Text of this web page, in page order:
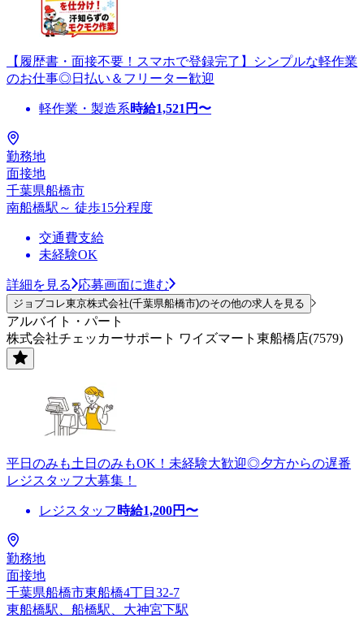
【履歴書・面接不要！スマホで登録完了】シンプルな軽作業
のお仕事◎日払い＆フリーター歓迎
軽作業・製造系時給1,521 円〜
勤務地
面接地
千葉県船橋市
南船橋駅～ 徒歩15分程度
交通費支給
未経験OK
詳細を見る 応募画面に進む
ジョブコレ東京株式会社(千葉県船橋市)のその他の求人を見る
アルバイト・パート
株式会社チェッカーサポート ワイズマート東船橋店(7579)
平日のみも土日のみもOK！未経験大歓迎◎夕方からの遅番
レジスタッフ大募集！
レジスタッフ 時給1,200円〜
勤務地
面接地
千葉県船橋市東船橋4丁目32-7
東船橋駅、船橋駅、大神宮下駅